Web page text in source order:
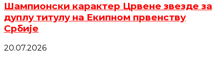
Шампионски карактер Црвене звезде за
дуплу титулу на Екипном првенству
Србије
20.07.2026